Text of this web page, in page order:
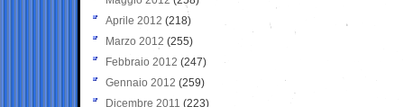
Aprile 2012 (218)
Marzo 2012 (255)
Febbraio 2012 (247)
Gennaio 2012 (259)
Dicembre 2011 (223)